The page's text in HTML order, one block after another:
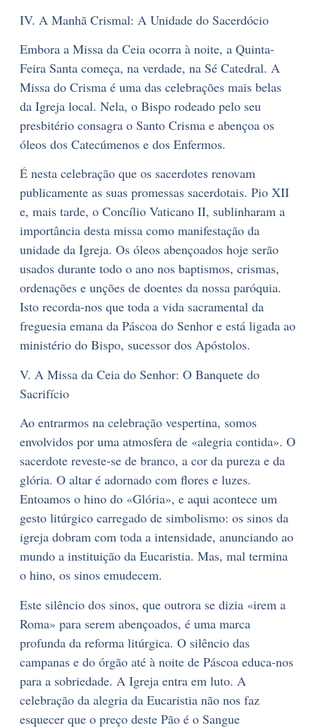
IV. A Manhã Crismal: A Unidade do Sacerdócio
Embora a Missa da Ceia ocorra à noite, a Quinta-
Feira Santa começa, na verdade, na Sé Catedral. A
Missa do Crisma é uma das celebrações mais belas
da Igreja local. Nela, o Bispo rodeado pelo seu
presbitério consagra o Santo Crisma e abençoa os
óleos dos Catecúmenos e dos Enfermos.
É nesta celebração que os sacerdotes renovam
publicamente as suas promessas sacerdotais. Pio XII
e, mais tarde, o Concílio Vaticano II, sublinharam a
importância desta missa como manifestação da
unidade da Igreja. Os óleos abençoados hoje serão
usados durante todo o ano nos baptismos, crismas,
ordenações e unções de doentes da nossa paróquia.
Isto recorda-nos que toda a vida sacramental da
freguesia emana da Páscoa do Senhor e está ligada ao
ministério do Bispo, sucessor dos Apóstolos.
V. A Missa da Ceia do Senhor: O Banquete do
Sacrifício
Ao entrarmos na celebração vespertina, somos
envolvidos por uma atmosfera de «alegria contida». O
sacerdote reveste-se de branco, a cor da pureza e da
glória. O altar é adornado com flores e luzes.
Entoamos o hino do «Glória», e aqui acontece um
gesto litúrgico carregado de simbolismo: os sinos da
igreja dobram com toda a intensidade, anunciando ao
mundo a instituição da Eucaristia. Mas, mal termina
o hino, os sinos emudecem.
Este silêncio dos sinos, que outrora se dizia «irem a
Roma» para serem abençoados, é uma marca
profunda da reforma litúrgica. O silêncio das
campanas e do órgão até à noite de Páscoa educa-nos
para a sobriedade. A Igreja entra em luto. A
celebração da alegria da Eucaristia não nos faz
esquecer que o preço deste Pão é o Sangue